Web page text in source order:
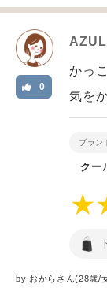
0
かっ
気を
ブラン
クー
by おから さん(28歳/